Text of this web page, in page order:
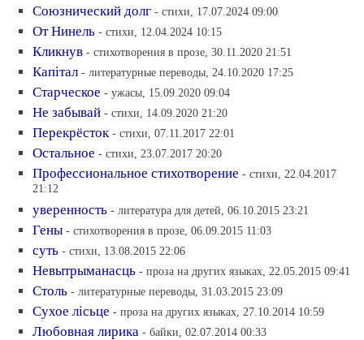
Союзнический долг - стихи, 17.07.2024 09:00
От Нинель - стихи, 12.04.2024 10:15
Кликнув - стихотворения в прозе, 30.11.2020 21:51
Капiтал - литературные переводы, 24.10.2020 17:25
Старческое - ужасы, 15.09.2020 09:04
Не забывай - стихи, 14.09.2020 21:20
Перекрёсток - стихи, 07.11.2017 22:01
Остальное - стихи, 23.07.2017 20:20
Профессиональное стихотворение - стихи, 22.04.2017
21:12
уверенность - литература для детей, 06.10.2015 23:21
Гены - стихотворения в прозе, 06.09.2015 11:03
суть - стихи, 13.08.2015 22:06
Невытрыманасць - проза на других языках, 22.05.2015 09:41
Столь - литературные переводы, 31.03.2015 23:09
Сухое лiсьце - проза на других языках, 27.10.2014 10:59
Любовная лирика - байки, 02.07.2014 00:33